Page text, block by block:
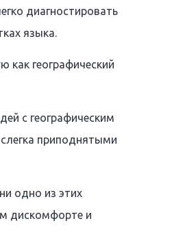
диагностировать
языка.
географический
с географическим
приподнятыми
одно из этих
дискомфорте и